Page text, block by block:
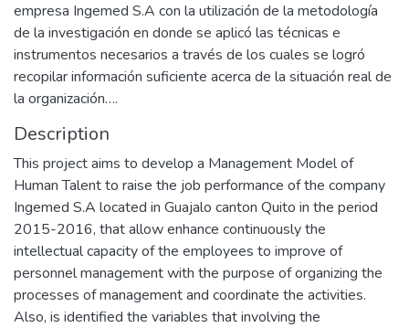
empresa Ingemed S.A con la utilización de la metodología
de la investigación en donde se aplicó las técnicas e
instrumentos necesarios a través de los cuales se logró
recopilar información suficiente acerca de la situación real de
la organización….
Description
This project aims to develop a Management Model of
Human Talent to raise the job performance of the company
Ingemed S.A located in Guajalo canton Quito in the period
2015-2016, that allow enhance continuously the
intellectual capacity of the employees to improve of
personnel management with the purpose of organizing the
processes of management and coordinate the activities.
Also, is identified the variables that involving the